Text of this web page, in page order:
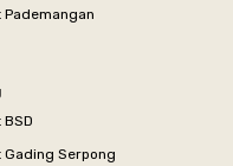
Pademangan
Gading Serpong